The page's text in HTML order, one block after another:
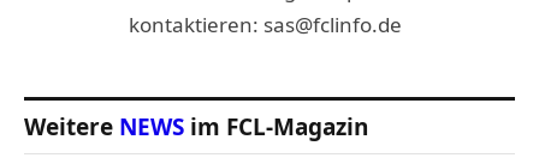
kontaktieren: sas@fclinfo.de
Weitere NEWS im FCL-Magazin